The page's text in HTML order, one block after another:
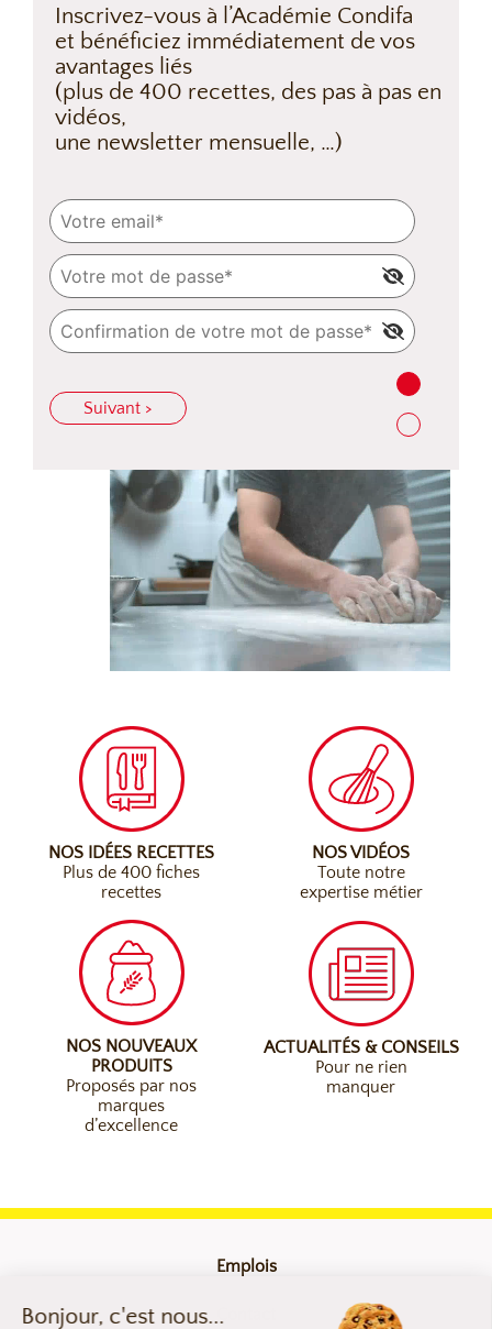
Inscrivez-vous à l’Académie Condifa
et bénéficiez immédiatement de vos
avantages liés
(plus de 400 recettes, des pas à pas en
vidéos,
une newsletter mensuelle, …)
Suivant >
NOS IDÉES RECETTES
Plus de 400 fiches
recettes
NOS VIDÉOS
Toute notre
expertise métier
NOS NOUVEAUX
PRODUITS
Proposés par nos
marques
d’excellence
ACTUALITÉS & CONSEILS
Pour ne rien
manquer
Emplois